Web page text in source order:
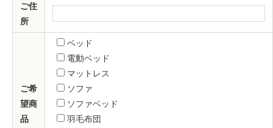
ご住
所
ご希
望商
品
ベッド
電動ベッド
マットレス
ソファ
ソファベッド
羽毛布団